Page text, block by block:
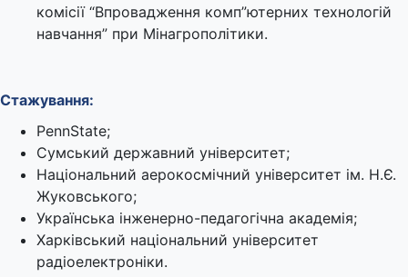
комісії “Впровадження комп”ютерних технологій
навчання” при Мінагрополітики.
Стажування:
PennState;
Сумський державний університет;
Національний аерокосмічний університет ім. Н.Є.
Жуковського;
Українська інженерно-педагогічна академія;
Харківський національний університет
радіоелектроніки.